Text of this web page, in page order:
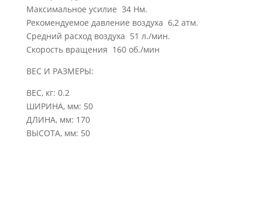
Максимальное усилие 34 Нм.
Рекомендуемое давление воздуха 6,2 атм.
Средний расход воздуха 51 л./мин.
Скорость вращения 160 об./мин
ВЕС И РАЗМЕРЫ:
ВЕС, кг: 0.2
ШИРИНА, мм: 50
ДЛИНА, мм: 170
ВЫСОТА, мм: 50